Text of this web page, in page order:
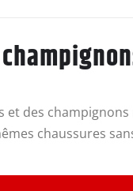
des
chaussures